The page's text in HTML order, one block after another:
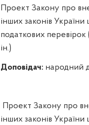
Проект Закону про
інших законів
податкових перевірок (
ін.)
Доповідач:народний
Проект Закону про
інших законів